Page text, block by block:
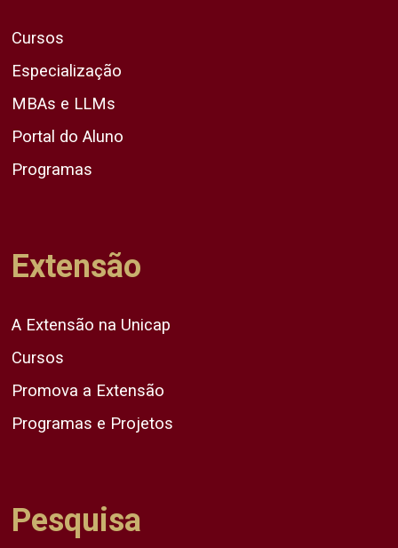
Cursos
Especialização
MBAs e LLMs
Portal do Aluno
Programas
Extensão
A Extensão na Unicap
Cursos
Promova a Extensão
Programas e Projetos
Pesquisa